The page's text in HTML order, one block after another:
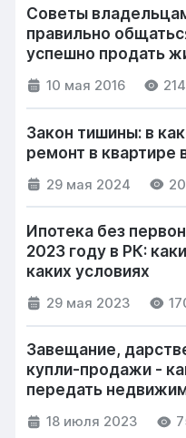
Советы
правильно
успешно продать
10 мая 2016
Закон тишины: в
ремонт в квартире
29 мая 2024
Ипотека без
2023 году в РК:
каких условиях
29 мая 2023
Завещание,
купли-продажи -
передать
18 июля 2023